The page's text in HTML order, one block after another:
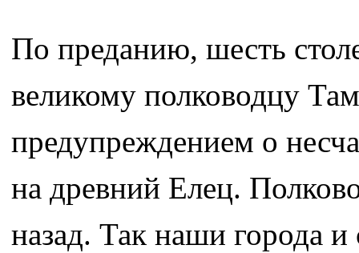
По преданию, шесть
великому полководцу
предупреждением о
на древний Елец.
назад. Так наши города